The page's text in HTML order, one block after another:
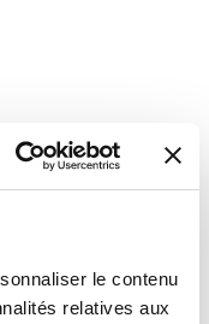
le contenu
relatives aux
au devis